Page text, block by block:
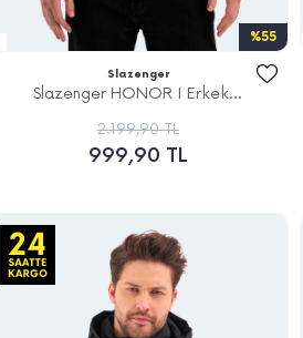
%55
Slazenger
Slazenger HONOR I Erkek...
2.199,90 TL
999,90 TL